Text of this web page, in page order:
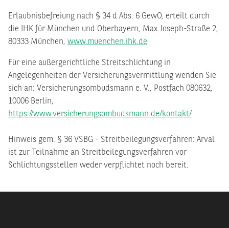
Erlaubnisbefreiung nach § 34 d Abs. 6 GewO, erteilt durch
die IHK für München und Oberbayern, Max.Joseph-Straße 2,
80333 München, www.muenchen.ihk.de
Für eine außergerichtliche Streitschlichtung in
Angelegenheiten der Versicherungsvermittlung wenden Sie
sich an: Versicherungsombudsmann e. V., Postfach 080632,
10006 Berlin,
https://www.versicherungsombudsmann.de/kontakt/
Hinweis gem. § 36 VSBG - Streitbeilegungsverfahren: Arval
ist zur Teilnahme an Streitbeilegungsverfahren vor
Schlichtungsstellen weder verpflichtet noch bereit.